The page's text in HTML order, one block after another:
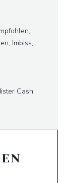
Imbiss,
Cash,